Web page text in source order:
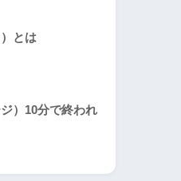
とは
）10分で終われ